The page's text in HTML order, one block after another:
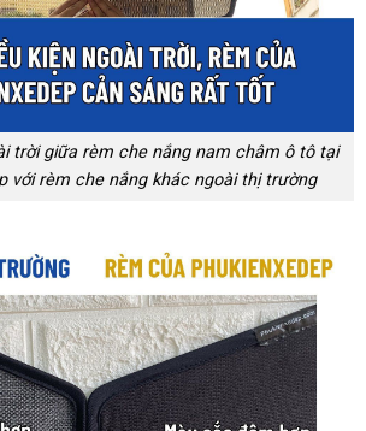
trời giữa rèm che nắng nam châm ô tô tại
với rèm che nắng khác ngoài thị trường